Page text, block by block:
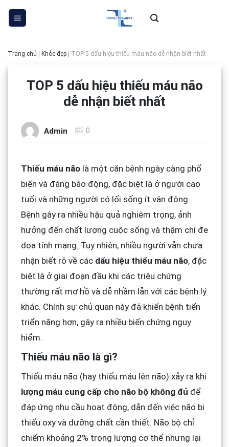
Skip
Trang chủ Khỏe đẹp TOP 5 dấu hiệu thiếu máu não dễ nhận biết nhất
TOP 5 dấu hiệu thiếu máu não
dễ nhận biết nhất
Admin 0
Thiếu máu nãolà một căn bệnh ngày càng phổ
biến và đáng báo động, đặc biệt là ở người cao
tuổi và những người có lối sống ít vận động.
Bệnh gây ra nhiều hậu quả nghiêm trọng, ảnh
hưởng đến chất lượng cuộc sống và thậm chí đe
dọa tính mạng. Tuy nhiên, nhiều người vẫn chưa
nhận biết rõ về các dấu hiệu thiếu máu não, đặc
biệt là ở giai đoạn đầu khi các triệu chứng
thường rất mơ hồ và dễ nhầm lẫn với các bệnh lý
khác. Chính sự chủ quan này đã khiến bệnh tiến
triển nặng hơn, gây ra nhiều biến chứng nguy
hiểm.
Thiếu máu não là gì?
Thiếu máu não (hay thiếu máu lên não) xảy ra khi
lượng máu cung cấp cho não bộ không đủ để
đáp ứng nhu cầu hoạt động, dẫn đến việc não bị
thiếu oxy và dưỡng chất cần thiết. Não bộ chỉ
chiếm khoảng 2% trọng lượng cơ thể nhưng lại